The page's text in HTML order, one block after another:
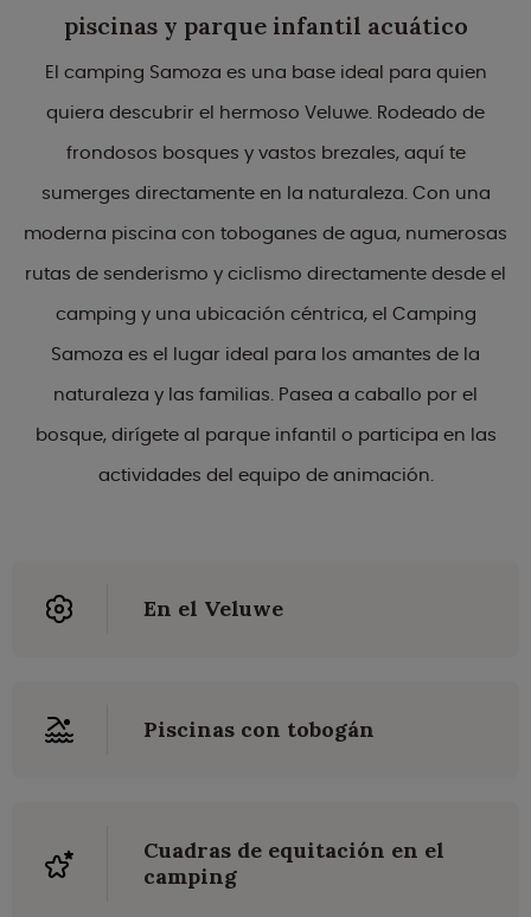
piscinas y parque infantil acuático
El camping Samoza es una base ideal para quien
quiera descubrir el hermoso Veluwe. Rodeado de
frondosos bosques y vastos brezales, aquí te
sumerges directamente en la naturaleza. Con una
moderna piscina con toboganes de agua, numerosas
rutas de senderismo y ciclismo directamente desde el
camping y una ubicación céntrica, el Camping
Samoza es el lugar ideal para los amantes de la
naturaleza y las familias. Pasea a caballo por el
bosque, dirígete al parque infantil o participa en las
actividades del equipo de animación.
En el Veluwe
Piscinas con tobogán
Cuadras de equitación en el
camping